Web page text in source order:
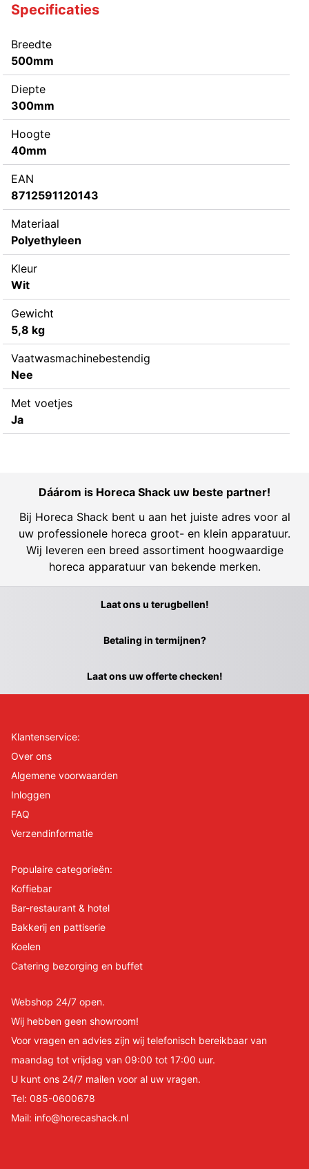
Specificaties
Breedte
500mm
Diepte
300mm
Hoogte
40mm
EAN
8712591120143
Materiaal
Polyethyleen
Kleur
Wit
Gewicht
5,8 kg
Vaatwasmachinebestendig
Nee
Met voetjes
Ja
Dáárom is Horeca Shack uw beste partner!
Bij Horeca Shack bent u aan het juiste adres voor al
uw professionele horeca groot- en klein apparatuur.
Wij leveren een breed assortiment hoogwaardige
horeca apparatuur van bekende merken.
Laat ons u terugbellen!
Betaling in termijnen?
Laat ons uw offerte checken!
Klantenservice:
Over ons
Algemene voorwaarden
Inloggen
FAQ
Verzendinformatie
Populaire categorieën:
Koffiebar
Bar-restaurant & hotel
Bakkerij en pattiserie
Koelen
Catering bezorging en buffet
Webshop 24/7 open.
Wij hebben geen showroom!
Voor vragen en advies zijn wij telefonisch bereikbaar van
maandag tot vrijdag van 09:00 tot 17:00 uur.
U kunt ons 24/7 mailen voor al uw vragen.
Tel: 085-0600678
Mail: info@horecashack.nl